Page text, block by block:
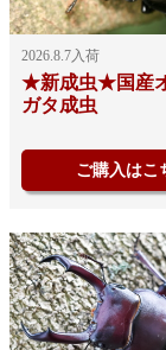
2026.8.7入荷
★新成虫★国産
ガタ成虫
ご購入はこ